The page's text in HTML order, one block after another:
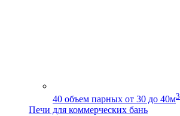
40 объем парных от 30 до 40м3
Печи для коммерческих бань